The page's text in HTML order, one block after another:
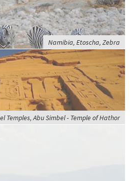
Namibia, Etoscha, Zebra
Temples, Abu Simbel - Temple of Hathor